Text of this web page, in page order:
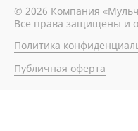
© 2026 Компания
Все права защищены и
Политика
Публичная оферта